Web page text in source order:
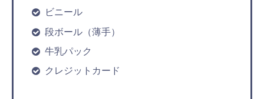
ビニール
段ボール（薄手）
牛乳パック
クレジットカード